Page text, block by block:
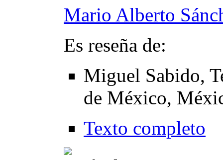
Mario Alberto
Es reseña de:
Miguel Sabido,
de México,
Texto completo